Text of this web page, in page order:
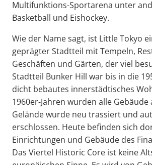
Multifunktions-Sportarena unter
Basketball und Eishockey.
Wie der Name sagt, ist Little Tokyo
geprägter Stadtteil mit Tempeln,
Geschäften und Gärten, der viel
Stadtteil Bunker Hill war bis in die
dicht bebautes innerstädtisches
1960er-Jahren wurden alle Gebäude
Gelände wurde neu trassiert und
erschlossen. Heute befinden sich
Einrichtungen und Gebäude des
Das Viertel Historic Core ist keine